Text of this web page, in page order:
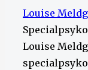
Louise
Louise